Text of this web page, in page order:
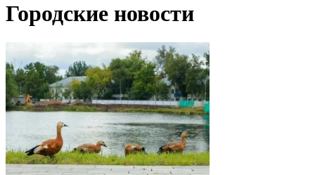
Городские новости